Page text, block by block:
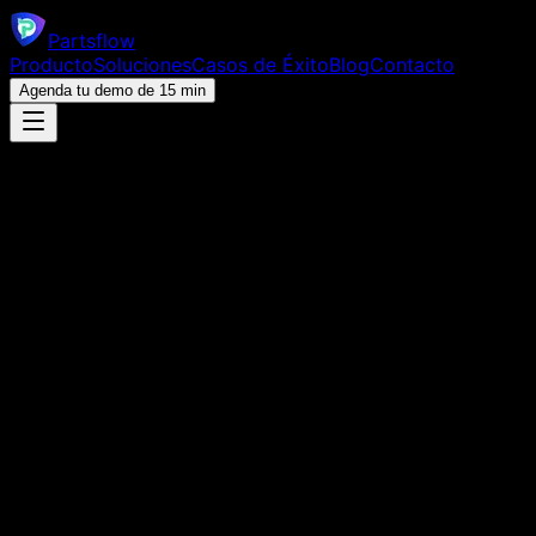
Partsflow
ProductoSolucionesCasos de ÉxitoBlogContacto
Agenda tu demo de 15 min